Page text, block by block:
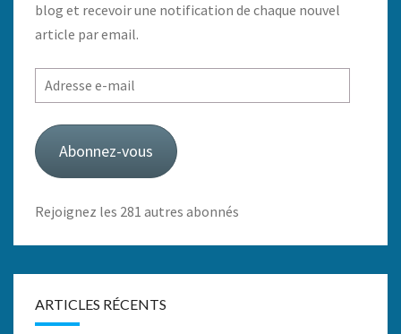
blog et recevoir une notification de chaque nouvel
article par email.
Adresse
e-
mail
Abonnez-vous
Rejoignez les 281 autres abonnés
ARTICLES RÉCENTS